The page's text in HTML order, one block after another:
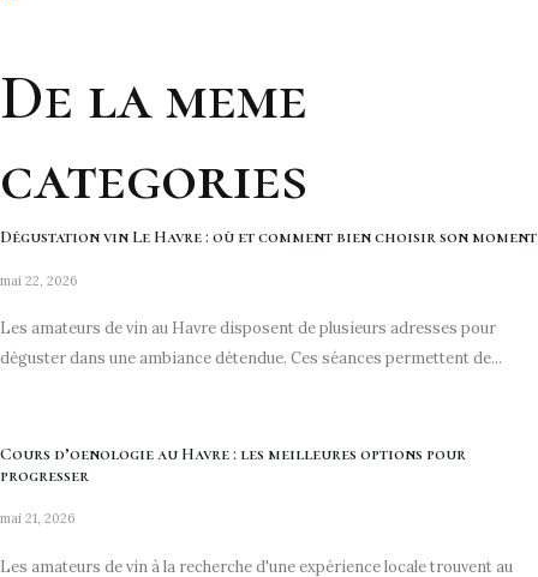
De la meme
categories
Dégustation vin Le Havre : où et comment bien choisir son moment
mai 22, 2026
Les amateurs de vin au Havre disposent de plusieurs adresses pour
déguster dans une ambiance détendue. Ces séances permettent de...
Cours d’oenologie au Havre : les meilleures options pour
progresser
mai 21, 2026
Les amateurs de vin à la recherche d'une expérience locale trouvent au